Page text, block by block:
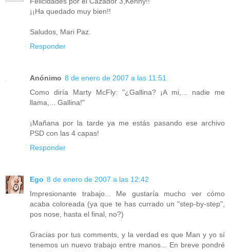
¡¡Ha quedado muy bien!!
Saludos, Mari Paz.
Responder
Anónimo 8 de enero de 2007 a las 11:51
Como diría Marty McFly: "¿Gallina? ¡A mi,... nadie me
llama,... Gallina!"
¡Mañana por la tarde ya me estás pasando ese archivo
PSD con las 4 capas!
Responder
Ego 8 de enero de 2007 a las 12:42
Impresionante trabajo... Me gustaría mucho ver cómo
acaba coloreada (ya que te has currado un "step-by-step",
pos nose, hasta el final, no?)
Gracias por tus comments, y la verdad es que Man y yo sí
tenemos un nuevo trabajo entre manos... En breve pondré